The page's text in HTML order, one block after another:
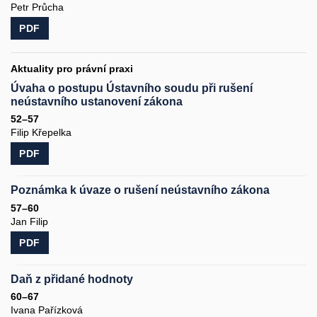
Petr Průcha
PDF
Aktuality pro právní praxi
Úvaha o postupu Ústavního soudu při rušení
neústavního ustanovení zákona
52–57
Filip Křepelka
PDF
Poznámka k úvaze o rušení neústavního zákona
57–60
Jan Filip
PDF
Daň z přidané hodnoty
60–67
Ivana Pařízková